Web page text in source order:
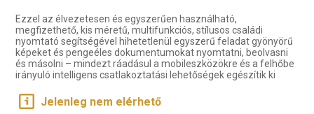
Ezzel az élvezetesen és egyszerűen használható,
megfizethető, kis méretű, multifunkciós, stílusos családi
nyomtató segítségével hihetetlenül egyszerű feladat gyönyörű
képeket és pengeéles dokumentumokat nyomtatni, beolvasni
és másolni – mindezt ráadásul a mobileszközökre és a felhőbe
irányuló intelligens csatlakoztatási lehetőségek egészítik ki
Jelenleg nem elérhető